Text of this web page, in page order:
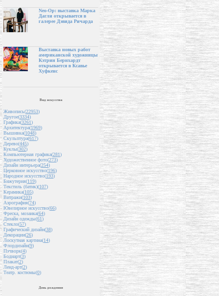
Neo-Op: выставка Марка
Дагли открывается в
галерее Дэвида Ричарда
Выставка новых работ
американской художницы
Кэтрин Бернхардт
открывается в Ксавье
Хуфкенс
Вид искусства
Живопись(22953)
Другое(3334)
Графика(3261)
Архитектура(1969)
Вышивка(1048)
Скульптура(617)
Дерево(445)
Куклы(302)
Компьютерная графика(281)
Художественное фото(273)
Дизайн интерьера(254)
Церковное искусство(196)
Народное искусство(193)
Бижутерия(119)
Текстиль (батик)(107)
Керамика(105)
Витражи(103)
Аэрография(74)
Ювелирное искусство(66)
Фреска, мозаика(64)
Дизайн одежды(61)
Стекло(57)
Графический дизайн(38)
Декорации(26)
Лоскутная картина(14)
Флордизайн(9)
Пэчворк(4)
Бодиарт(3)
Плакат(2)
Ленд-арт(2)
Театр. костюмы(0)
День рождения